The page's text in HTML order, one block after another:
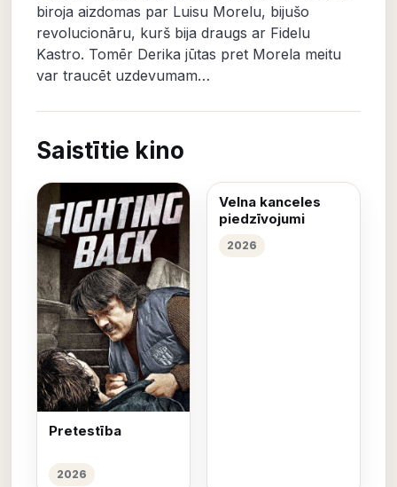
biroja aizdomas par Luisu Morelu, bijušo
revolucionāru, kurš bija draugs ar Fidelu
Kastro. Tomēr Derika jūtas pret Morela meitu
var traucēt uzdevumam…
Saistītie kino
Pretestība
2026
Velna kanceles
piedzīvojumi
2026